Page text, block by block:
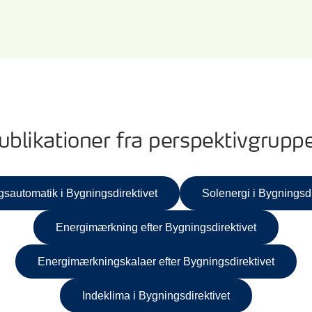
fra
i Bygningsdirektivet Solenergi i
Energimærkning efter Bygningsdirektivet
Energimærkningskalaer efter Bygningsdirektivet
Indeklima i Bygningsdirektivet